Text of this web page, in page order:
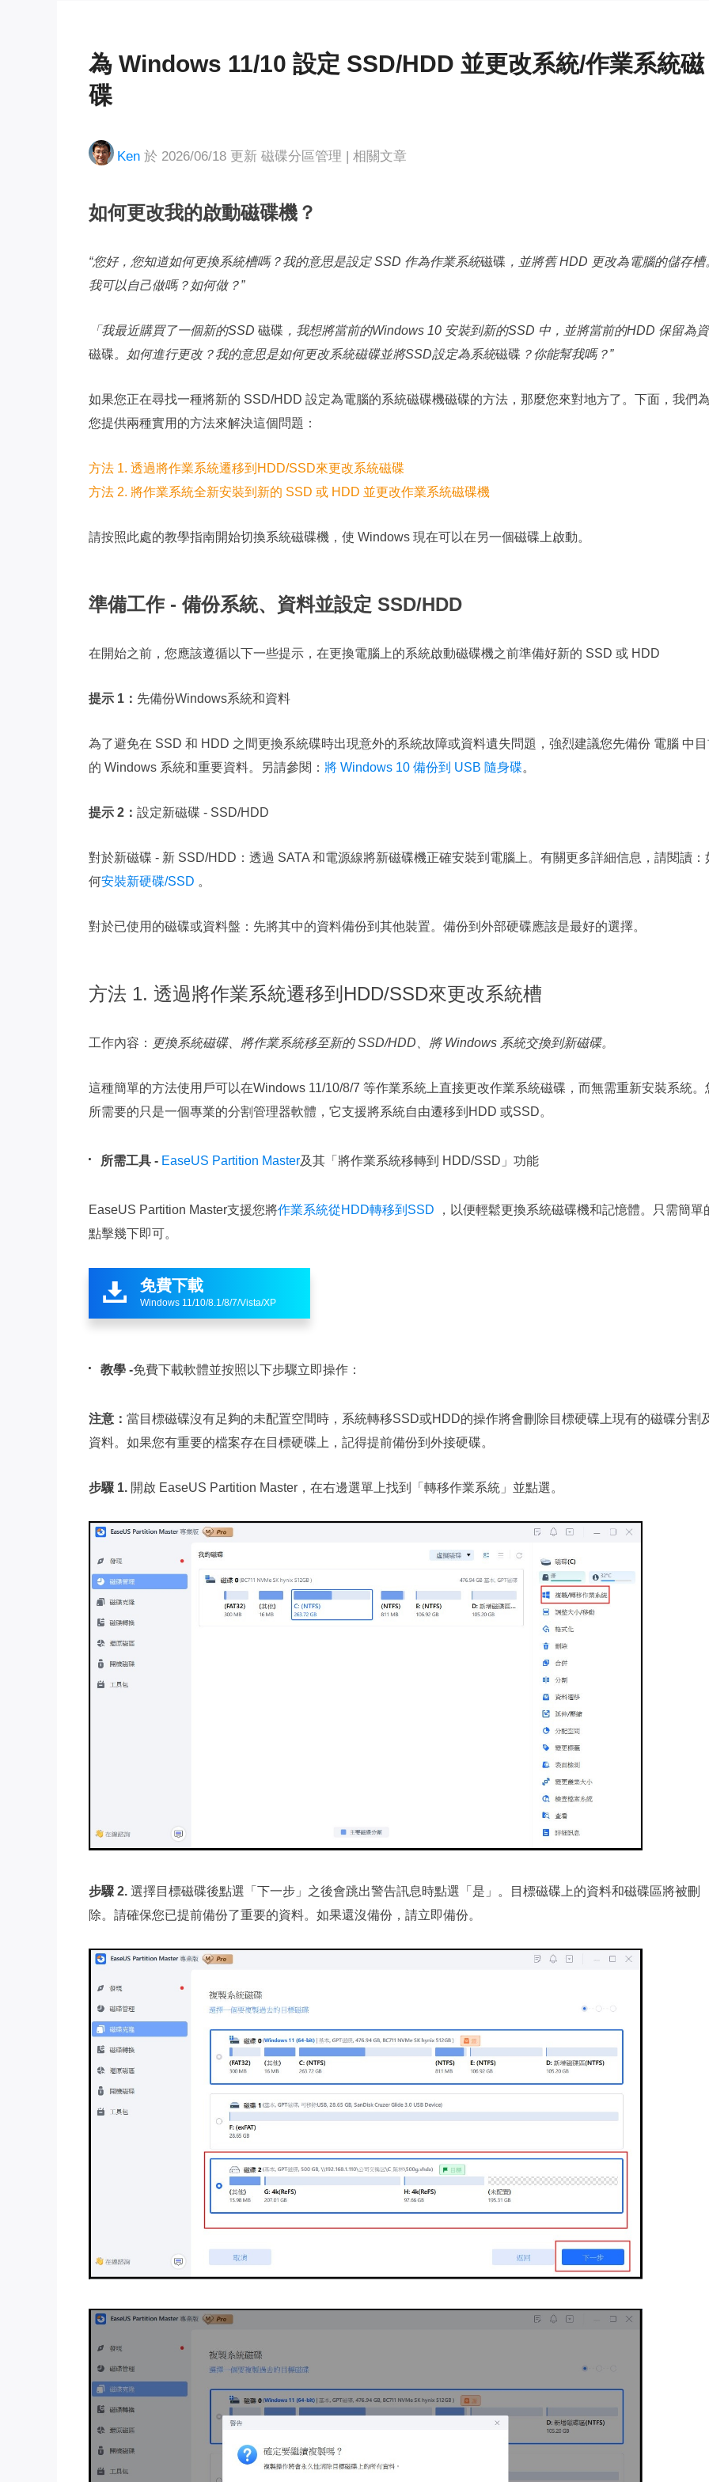
EDB 資料還原 & 修復
為 Windows 11/10 設定 SSD/HDD 並更改系統/作業系統磁
碟
Ken 於 2026/06/18 更新 磁碟分區管理 | 相關文章
如何更改我的啟動磁碟機？
“您好，您知道如何更換系統槽嗎？我的意思是設定 SSD 作為作業系統磁碟 ，並將舊 HDD 更改為電腦的儲存槽
我可以自己做嗎？如何做？”
「我最近購買了一個新的SSD 磁碟 ，我想將當前的Windows 10 安裝到新的SSD 中，並將當前的HDD 保留為
磁碟。如何進行更改？我的意思是如何更改系統磁碟並將SSD設定為系統磁碟 ？你能幫我嗎？”
如果您正在尋找一種將新的 SSD/HDD 設定為電腦的系統磁碟機磁碟的方法，那麼您來對地方了。下面，我們
您提供兩種實用的方法來解決這個問題：
方法 1. 透過將作業系統遷移到HDD/SSD來更改系統磁碟
方法 2. 將作業系統全新安裝到新的 SSD 或 HDD 並更改作業系統磁碟機
請按照此處的教學指南開始切換系統磁碟機，使 Windows 現在可以在另一個磁碟上啟動。
準備工作 - 備份系統、資料並設定 SSD/HDD
在開始之前，您應該遵循以下一些提示，在更換電腦上的系統啟動磁碟機之前準備好新的 SSD 或 HDD
提示 1： 先備份Windows系統和資料
為了避免在 SSD 和 HDD 之間更換系統碟時出現意外的系統故障或資料遺失問題，強烈建議您先備份 電腦 中
的 Windows 系統和重要資料。另請參閱： 將 Windows 10 備份到 USB 隨身碟。
提示 2： 設定新磁碟 - SSD/HDD
對於新磁碟 - 新 SSD/HDD：透過 SATA 和電源線將新磁碟機正確安裝到電腦上。有關更多詳細信息，請閱讀：
何安裝新硬碟/SSD 。
對於已使用的磁碟或資料盤：先將其中的資料備份到其他裝置。備份到外部硬碟應該是最好的選擇。
方法 1. 透過將作業系統遷移到HDD/SSD來更改系統槽
工作內容： 更換系統磁碟、將作業系統移至新的 SSD/HDD、將 Windows 系統交換到新磁碟。
這種簡單的方法使用戶可以在Windows 11/10/8/7 等作業系統上直接更改作業系統磁碟，而無需重新安裝系統。
所需要的只是一個專業的分割管理器軟體，它支援將系統自由遷移到HDD 或SSD。
所需工具 - EaseUS Partition Master及其「將作業系統移轉到 HDD/SSD」功能
EaseUS Partition Master支援您將作業系統從HDD轉移到SSD ，以便輕鬆更換系統磁碟機和記憶體。只需簡單
點擊幾下即可。
 免費下載
Windows 11/10/8.1/8/7/Vista/XP
教學 -免費下載軟體並按照以下步驟立即操作：
注意： 當目標磁碟沒有足夠的未配置空間時，系統轉移SSD或HDD的操作將會刪除目標硬碟上現有的磁碟分割
資料。如果您有重要的檔案存在目標硬碟上，記得提前備份到外接硬碟。
步驟 1. 開啟 EaseUS Partition Master，在右邊選單上找到「轉移作業系統」並點選。
步驟 2. 選擇目標磁碟後點選「下一步」之後會跳出警告訊息時點選「是」。目標磁碟上的資料和磁碟區將被刪
除。請確保您已提前備份了重要的資料。如果還沒備份，請立即備份。